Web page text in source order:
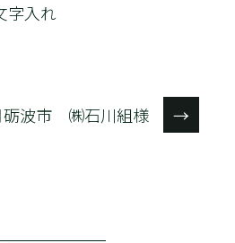
字入れ
砺波市 ㈱石川組様 →